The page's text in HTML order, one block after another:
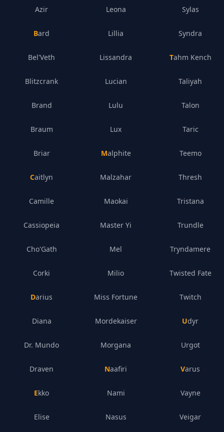
Azir
Bard
Bel'Veth
Blitzcrank
Brand
Braum
Briar
Caitlyn
Camille
Cassiopeia
Cho'Gath
Corki
Darius
Diana
Dr. Mundo
Draven
Ekko
Elise
Leona
Lillia
Lissandra
Lucian
Lulu
Lux
Malphite
Malzahar
Maokai
Master Yi
Mel
Milio
Miss Fortune
Mordekaiser
Morgana
Naafiri
Nami
Nasus
Sylas
Syndra
Tahm Kench
Taliyah
Talon
Taric
Teemo
Thresh
Tristana
Trundle
Tryndamere
Twisted Fate
Twitch
Udyr
Urgot
Varus
Vayne
Veigar